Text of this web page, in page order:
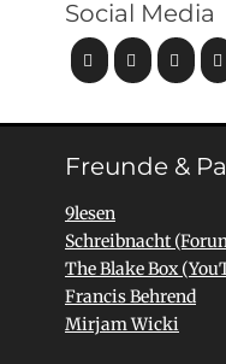
Social Media
Freunde &
9lesen
Schreibnacht
The Blake Box
Francis Behrend
Mirjam Wicki